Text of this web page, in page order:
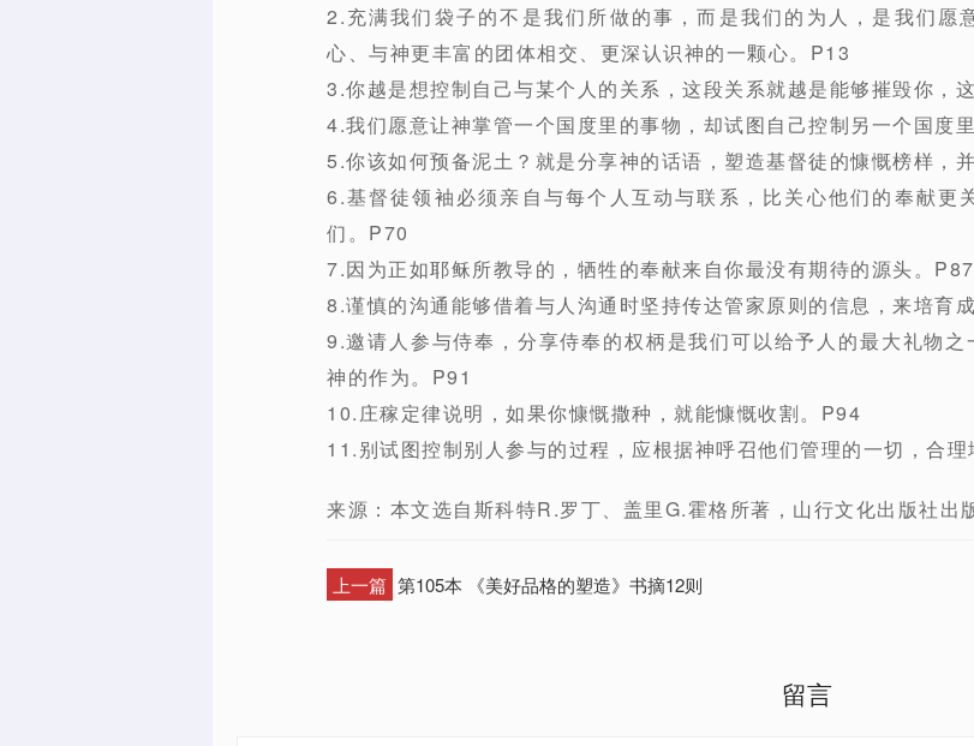
2.充满我们袋子的不是我们所做的事，而是我们的为人，是我们愿
心、与神更丰富的团体相交、更深认识神的一颗心。P13
3.你越是想控制自己与某个人的关系，这段关系就越是能够摧毁你，
4.我们愿意让神掌管一个国度里的事物，却试图自己控制另一个国度
5.你该如何预备泥土？就是分享神的话语，塑造基督徒的慷慨榜样，
6.基督徒领袖必须亲自与每个人互动与联系，比关心他们的奉献更
们。P70
7.因为正如耶稣所教导的，牺牲的奉献来自你最没有期待的源头。P87
8.谨慎的沟通能够借着与人沟通时坚持传达管家原则的信息，来培育
9.邀请人参与侍奉，分享侍奉的权柄是我们可以给予人的最大礼物
神的作为。P91
10.庄稼定律说明，如果你慷慨撒种，就能慷慨收割。P94
11.别试图控制别人参与的过程，应根据神呼召他们管理的一切，合
来源：本文选自斯科特R.罗丁、盖里G.霍格所著，山行文化出版社出
上一篇 第105本 《美好品格的塑造》书摘12则
留言